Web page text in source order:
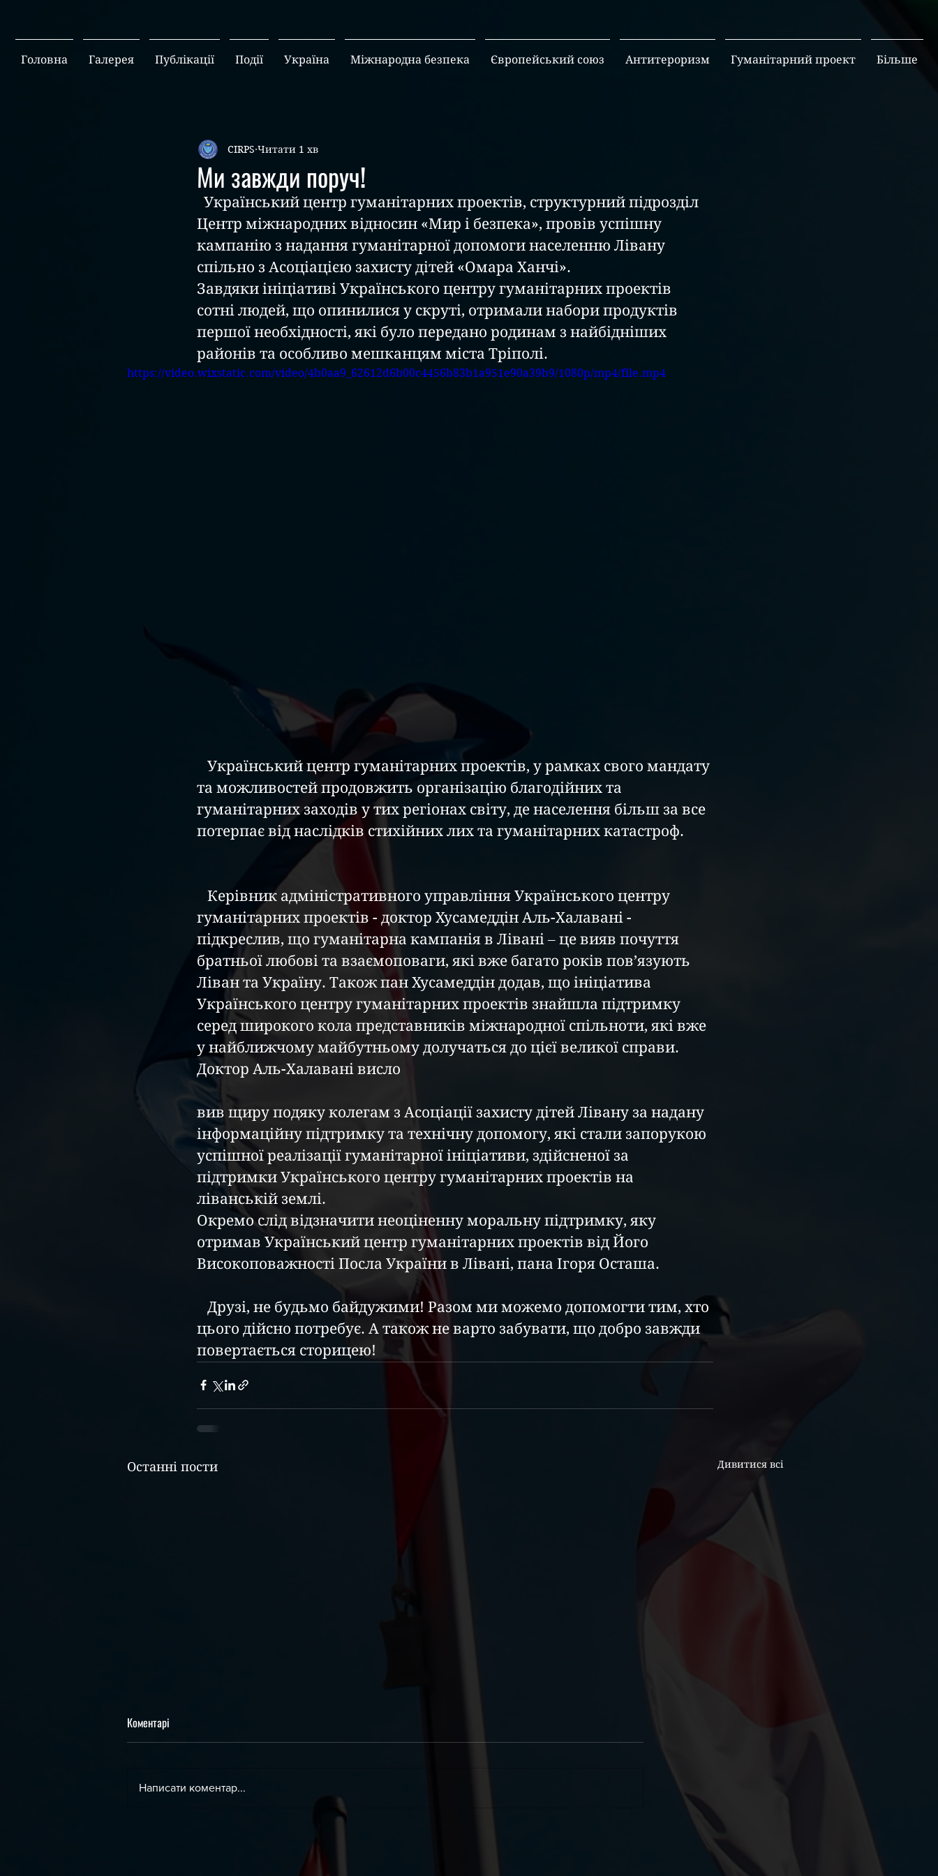
Головна Галерея Публікації Події Україна Міжнародна безпека Європейський союз Антитероризм Гуманітарний проект Більше
Ми завжди поруч!
CIRPS Читати 1 хв
Центр міжнародних відносин «Мир і безпека», провів успішну
кампанію з надання гуманітарної допомоги населенню Лівану
спільно з Асоціацією захисту дітей «Омара Ханчі».
Завдяки ініціативі Українського центру гуманітарних проектів
сотні людей, що опинилися у скруті, отримали набори продуктів
першої необхідності, які було передано родинам з найбідніших
районів та особливо мешканцям міста Тріполі.
https://video.wixstatic.com/video/4b0aa9_62612d6b00c4456b83b1a951e90a39b9/1080p/mp4/file.mp4
та можливостей продовжить організацію благодійних та
гуманітарних заходів у тих регіонах світу, де населення більш за все
потерпає від наслідків стихійних лих та гуманітарних катастроф.
гуманітарних проектів - доктор Хусамеддін Аль-Халавані -
підкреслив, що гуманітарна кампанія в Лівані – це вияв почуття
братньої любові та взаємоповаги, які вже багато років пов’язують
Ліван та Україну. Також пан Хусамеддін додав, що ініціатива
Українського центру гуманітарних проектів знайшла підтримку
серед широкого кола представників міжнародної спільноти, які вже
у найближчому майбутньому долучаться до цієї великої справи.
Доктор Аль-Халавані висло
вив щиру подяку колегам з Асоціації захисту дітей Лівану за надану
інформаційну підтримку та технічну допомогу, які стали запорукою
успішної реалізації гуманітарної ініціативи, здійсненої за
підтримки Українського центру гуманітарних проектів на
ліванській землі.
Окремо слід відзначити неоціненну моральну підтримку, яку
отримав Український центр гуманітарних проектів від Його
Високоповажності Посла України в Лівані, пана Ігоря Осташа.
цього дійсно потребує. А також не варто забувати, що добро завжди
повертається сторицею!
Останні пости Дивитися всі
Всесвітній день гуманітарної
Коментарі
Написати коментар...